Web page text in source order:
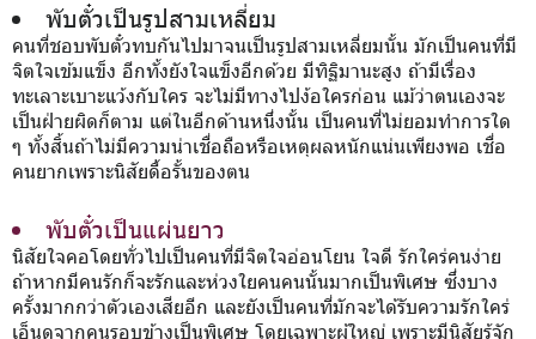
พับตั๋วเป็นรูปสามเหลี่ยม
คนที่ชอบพับตั๋วทบกันไปมาจนเป็นรูปสามเหลี่ยมนั้น มักเป็นคนที่มี
จิตใจเข้มแข็ง อีกทั้งยังใจแข็งอีกด้วย มีทิฐิมานะสูง ถ้ามีเรื่อง
ทะเลาะเบาะแว้งกับใคร จะไม่มีทางไปง้อใครก่อน แม้ว่าตนเองจะ
เป็นฝ่ายผิดก็ตาม แต่ในอีกด้านหนึ่งนั้น เป็นคนที่ไม่ยอมทำการใด
ๆ ทั้งสิ้นถ้าไม่มีความน่าเชื่อถือหรือเหตุผลหนักแน่นเพียงพอ เชื่อ
คนยากเพราะนิสัยดื้อรั้นของตน
พับตั๋วเป็นแผ่นยาว
นิสัยใจคอโดยทั่วไปเป็นคนที่มีจิตใจอ่อนโยน ใจดี รักใคร่คนง่าย
ถ้าหากมีคนรักก็จะรักและห่วงใยคนคนนั้นมากเป็นพิเศษ ซึ่งบาง
ครั้งมากกว่าตัวเองเสียอีก และยังเป็นคนที่มักจะได้รับความรักใคร่
เอ็นดูจากคนรอบข้างเป็นพิเศษ โดยเฉพาะผู้ใหญ่ เพราะมีนิสัยรู้จัก